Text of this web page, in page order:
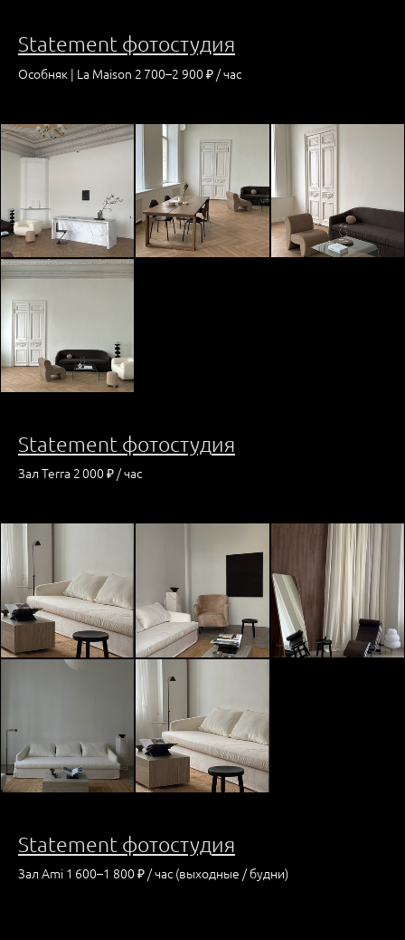
Statement фотостудия
Особняк | La Maison 2 700–2 900 ₽ / час
Statement фотостудия
Зал Terra 2 000 ₽ / час
Statement фотостудия
Зал Ami 1 600–1 800 ₽ / час (выходные / будни)